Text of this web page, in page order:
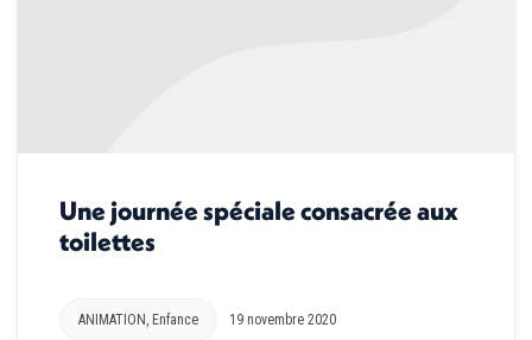
Une journée spéciale consacrée aux
toilettes
ANIMATION , Enfance 19 novembre 2020